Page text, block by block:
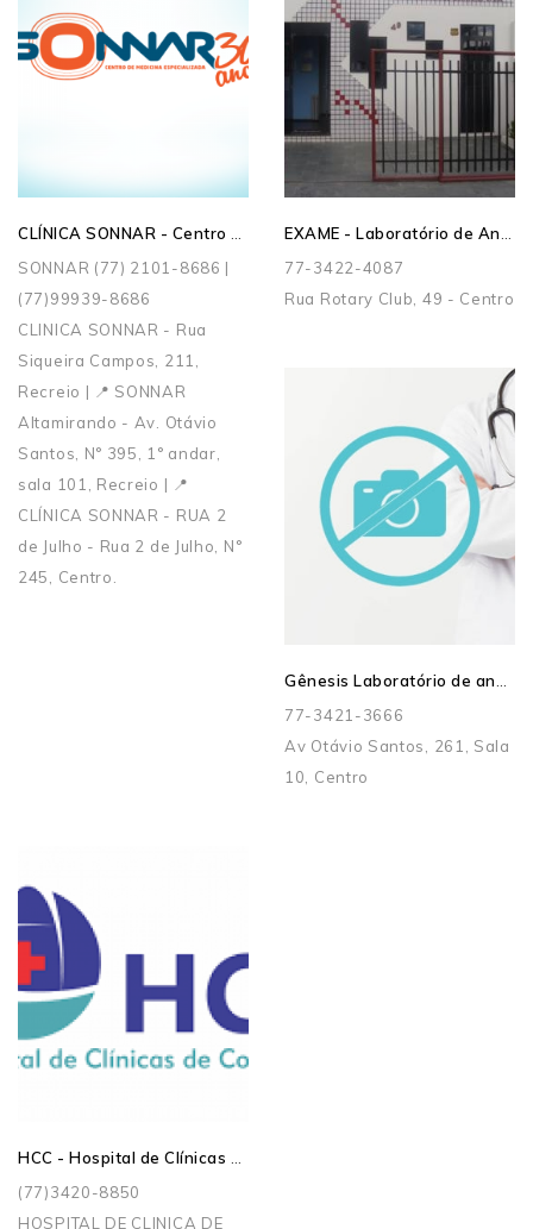
CLÍNICA SONNAR - Centro de Medicina Especializada
SONNAR (77) 2101-8686 |
(77)99939-8686
CLINICA SONNAR - Rua
Siqueira Campos, 211,
Recreio | 📍 SONNAR
Altamirando - Av. Otávio
Santos, N° 395, 1° andar,
sala 101, Recreio | 📍
CLÍNICA SONNAR - RUA 2
de Julho - Rua 2 de Julho, N°
245, Centro.
EXAME - Laboratório de Análises Clínicas
77-3422-4087
Rua Rotary Club, 49 - Centro
77-3421-3666
Av Otávio Santos, 261, Sala
10, Centro
HCC - Hospital de Clínicas de Conquista
(77)3420-8850
HOSPITAL DE CLINICA DE